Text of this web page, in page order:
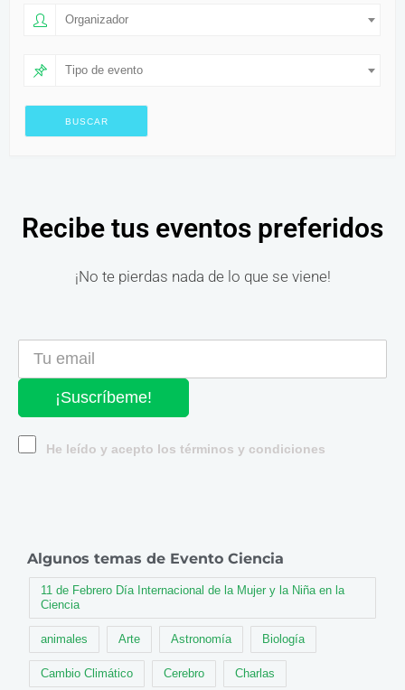
Organizador
Tipo de evento
Recibe tus eventos preferidos
¡No te pierdas nada de lo que se viene!
¡Suscríbeme!
He leído y acepto los términos y condiciones
Algunos temas de Evento Ciencia
11 de Febrero Día Internacional de la Mujer y la Niña en la
Ciencia
animales Arte Astronomía Biología
Cambio Climático Cerebro Charlas